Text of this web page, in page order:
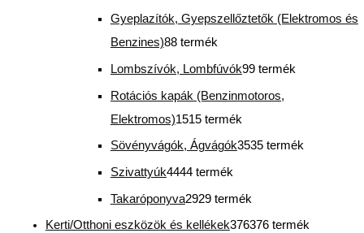
Gyeplazítók, Gyepszellőztetők (Elektromos és
Benzines)88 termék
Lombszívók, Lombfúvók99 termék
Rotációs kapák (Benzinmotoros,
Elektromos)1515 termék
Sövényvágók, Ágvágók3535 termék
Szivattyúk4444 termék
Takaróponyva2929 termék
Kerti/Otthoni eszközök és kellékek376376 termék